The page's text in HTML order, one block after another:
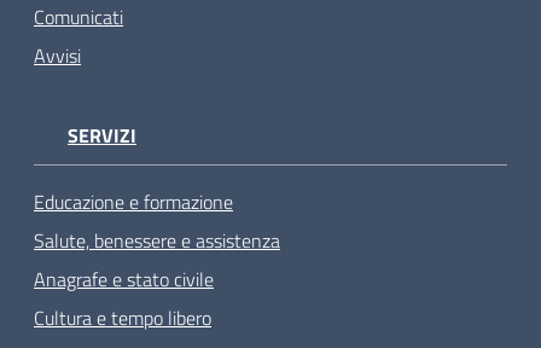
Comunicati
Avvisi
SERVIZI
Educazione e formazione
Salute, benessere e assistenza
Anagrafe e stato civile
Cultura e tempo libero